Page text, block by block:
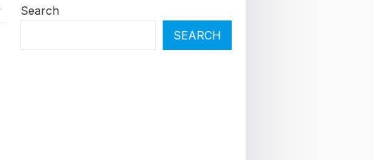
Search
SEARCH